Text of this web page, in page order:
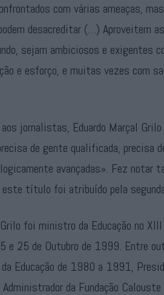
com várias ameaças,
desacreditar (…) Aproveitem
sejam ambiciosos e exigentes
e esforço, e muitas vezes com
aos jornalistas, Eduardo Marçal
de gente qualificada, precisa
avançadas». Fez notar
este título foi atribuído pela
foi ministro da Educação no
e 25 de Outubro de 1999. Entre
Educação de 1980 a 1991,
da Fundação